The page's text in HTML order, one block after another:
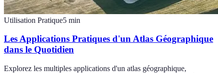
Utilisation Pratique5 min
Les Applications Pratiques d'un Atlas Géographique
dans le Quotidien
Explorez les multiples applications d'un atlas géographique,